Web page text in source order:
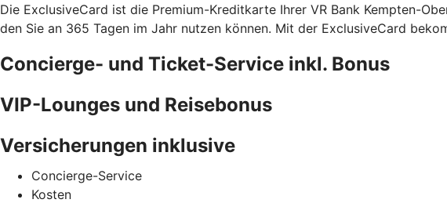
Die ExclusiveCard ist die Premium-Kreditkarte Ihrer VR Bank Kempten-
den Sie an 365 Tagen im Jahr nutzen können. Mit der ExclusiveCard
Concierge- und Ticket-Service inkl. Bonus
VIP-Lounges und Reisebonus
Versicherungen inklusive
Concierge-Service
Kosten